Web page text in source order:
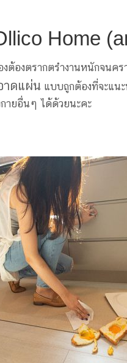
Home
งต้องตรากตรำงานหนักจนค
าดแผ่น แบบถูกต้องที่จะแน
ายอื่นๆ ได้ด้วยนะคะ